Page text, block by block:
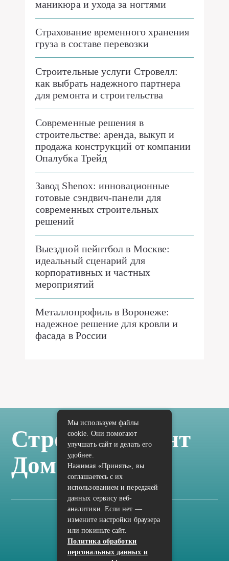
маникюра и ухода за ногтями
Страхование временного хранения
груза в составе перевозки
Строительные услуги Стровелл:
как выбрать надежного партнера
для ремонта и строительства
Современные решения в
строительстве: аренда, выкуп и
продажа конструкций от компании
Опалубка Трейд
Завод Shenox: инновационные
готовые сэндвич-панели для
современных строительных
решений
Выездной пейнтбол в Москве:
идеальный сценарий для
корпоративных и частных
мероприятий
Металлопрофиль в Воронеже:
надежное решение для кровли и
фасада в России
Стройка Ремонт
Дом Отделка
Карта сайта
Политика конфиденциальности
Мы используем файлы
cookie. Они помогают
улучшать сайт и делать его
удобнее.
Нажимая «Принять», вы
соглашаетесь с их
использованием и передачей
данных сервису веб-
аналитики. Если нет —
измените настройки браузера
или покиньте сайт.
Политика обработки
персональных данных и